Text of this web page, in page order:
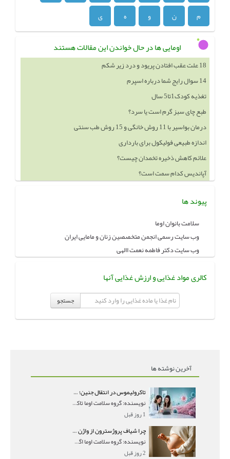
م
ن و ه ی
اومایی ها در حال خواندن این مقالات هستند
18 علت عقب افتادن پریود و درد زیر شکم
14 سوال رایج شما درباره اسپرم
تغذیه کودک1تا5 سال
طبع چای سبز گرم است یا سرد؟
درمان بواسیر با 11 روش خانگی و 15 روش طب سنتی
اندازه طبیعی فولیکول برای بارداری
علائم کاهش ذخیره تخمدان چیست؟
آپاندیس کدام سمت است؟
پیوند ها
سلامت بانوان اوما
وب سایت رسمی انجمن متخصصین زنان و مامایی ایران
وب سایت دکتر فاطمه نعمت االهی
کالری مواد غذایی و ارزش غذایی آنها
جستجو
آخرین نوشته ها
تاکرولیموس در انتقال جنین؛ آیا شانس لانه‌گزینی را افزایش می‌دهد؟
نویسنده: گروه سلامت اوما تاکرولیموس در انتقال جنین
1 روز قبل
چرا شیاف پروژسترون از واژن بیرون می‌ریزد؟ میزان جذب و زمان صحیح مصرف
نویسنده: گروه سلامت اوما اگر بعد از گذاشتن شیاف پر
2 روز قبل